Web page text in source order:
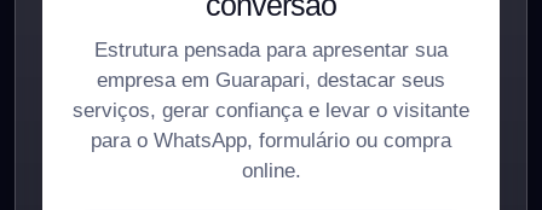
Estrutura pensada para apresentar sua
empresa em Guarapari, destacar seus
serviços, gerar confiança e levar o visitante
para o WhatsApp, formulário ou compra
online.